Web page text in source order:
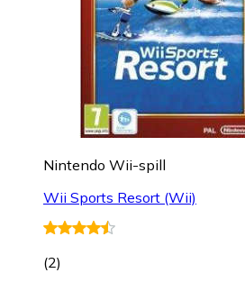
Nintendo Wii-spill
Wii Sports Resort (Wii)
(2)